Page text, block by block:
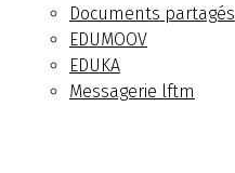
Documents partagés
EDUMOOV
EDUKA
Messagerie lftm